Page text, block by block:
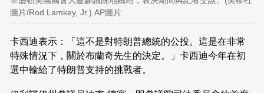
圖片/Rod Lamkey, Jr.) AP圖片
卡西迪表示：「這不是對特朗普總統的公投。這是在非常
特殊情況下，關於布蘭奇先生的決定。」卡西迪今年在初
選中輸給了特朗普支持的挑戰者。